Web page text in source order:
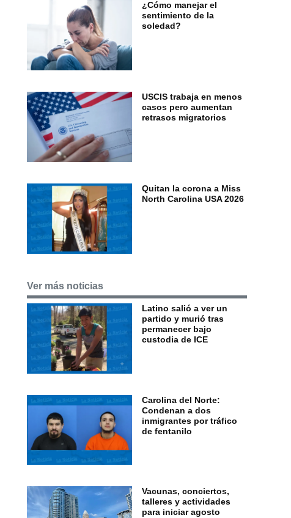
¿Cómo manejar el
sentimiento de la
soledad?
USCIS trabaja en menos
casos pero aumentan
retrasos migratorios
Quitan la corona a Miss
North Carolina USA 2026
Ver más noticias
Latino salió a ver un
partido y murió tras
permanecer bajo
custodia de ICE
Carolina del Norte:
Condenan a dos
inmigrantes por tráfico
de fentanilo
Vacunas, conciertos,
talleres y actividades
para iniciar agosto